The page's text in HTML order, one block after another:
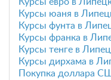
Курсы юаня в
Курсы фунта в
Курсы франка в
Курсы тенге в
Курсы дирхама в
Покупка доллара